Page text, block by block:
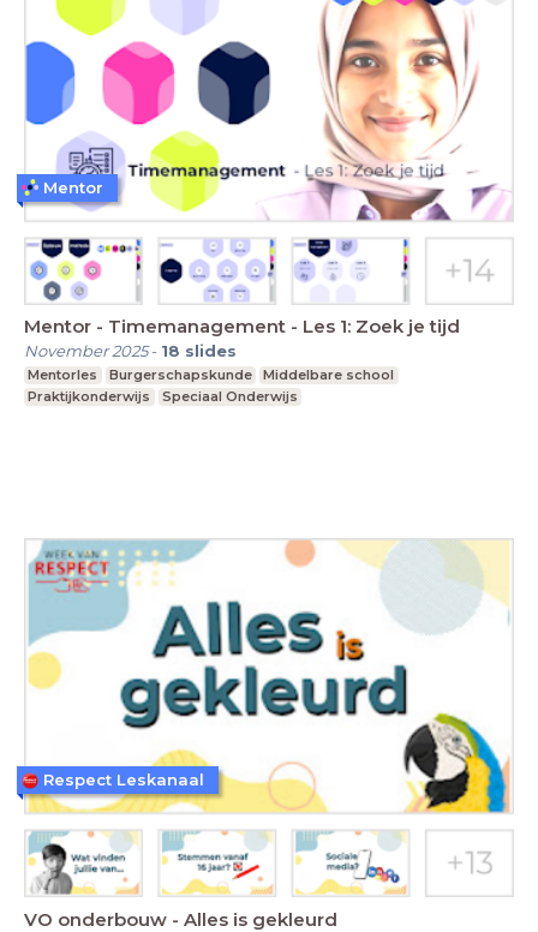
Mentor - Timemanagement - Les 1: Zoek je tijd
November 2025- 18 slides
Mentorles Burgerschapskunde
Middelbare school
Praktijkonderwijs
Speciaal Onderwijs
Mentor
VO onderbouw - Alles is gekleurd
Respect Leskanaal